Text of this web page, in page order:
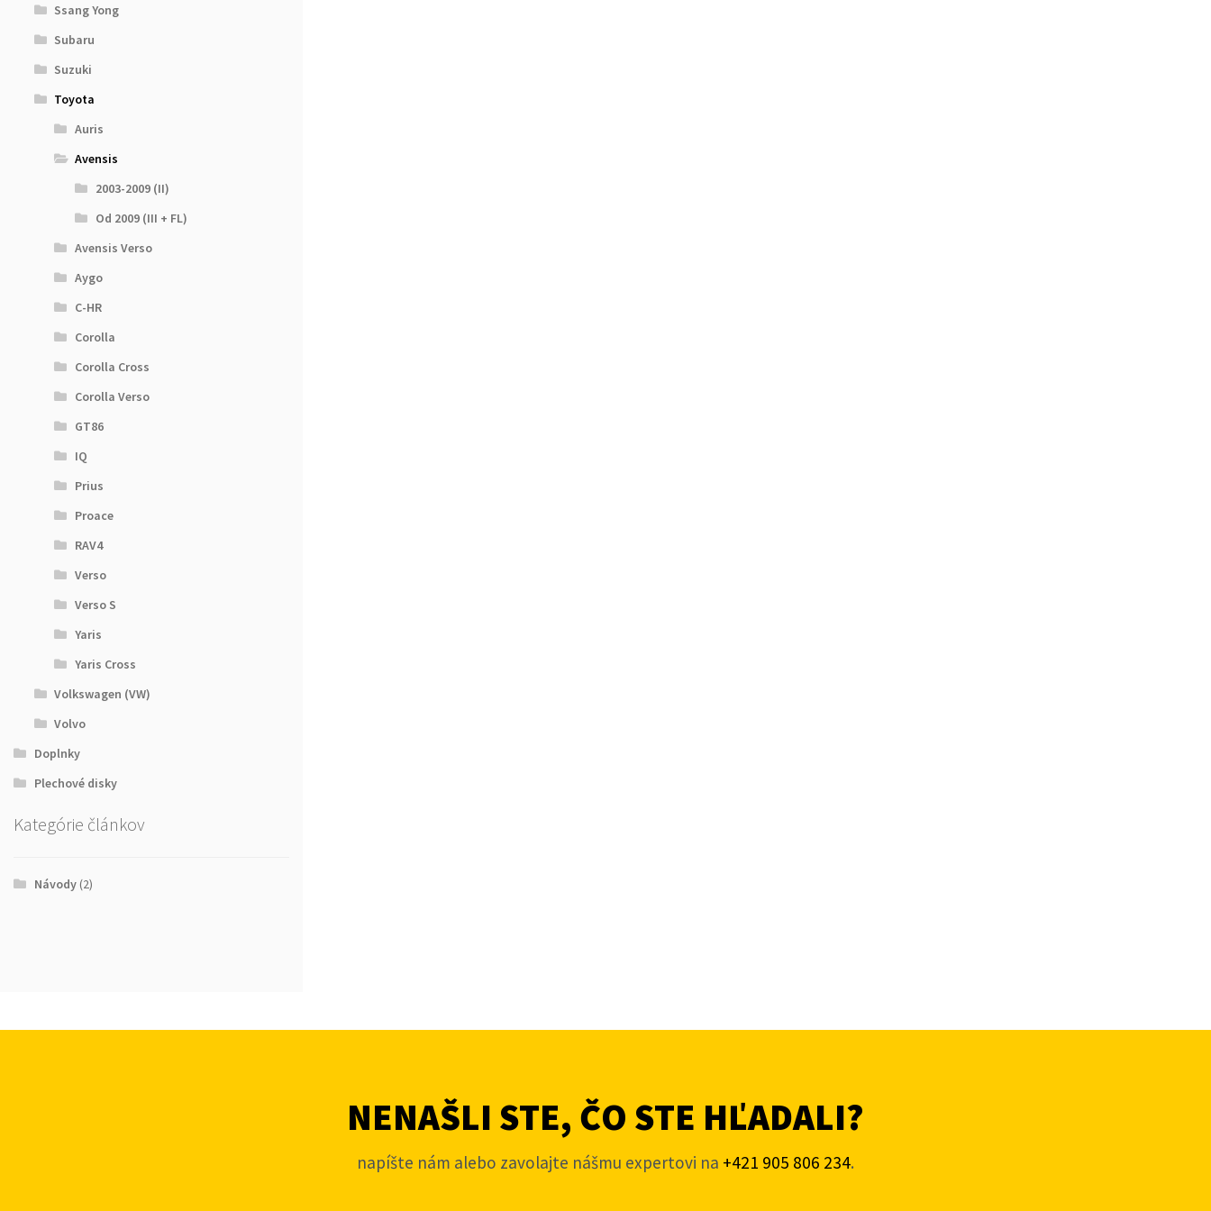
Ssang Yong
Subaru
Suzuki
Toyota
Auris
Avensis
2003-2009 (II)
Od 2009 (III + FL)
Avensis Verso
Aygo
C-HR
Corolla
Corolla Cross
Corolla Verso
GT86
IQ
Prius
Proace
RAV4
Verso
Verso S
Yaris
Yaris Cross
Volkswagen (VW)
Volvo
Doplnky
Plechové disky
Kategórie článkov
Návody(2)
NENAŠLI STE, ČO STE HĽADALI?
napíšte nám alebo zavolajte nášmu expertovi na +421 905 806 234.